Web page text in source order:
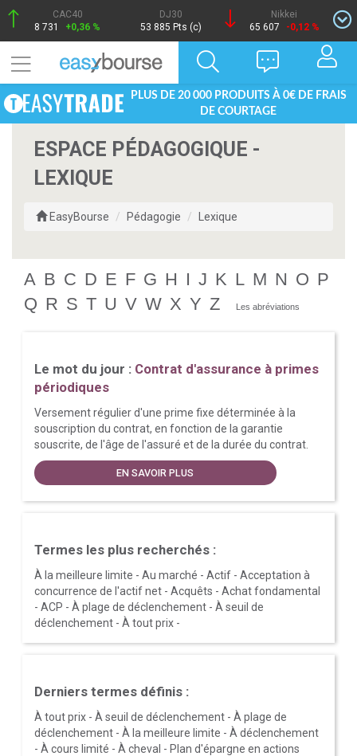
CAC40
8 731
+0,36 %
DJ30
53 885 Pts (c)
Nikkei
65 607
-0,12 %
PLUS DE 20 000 PRODUITS À 0€ DE FRAIS
DE COURTAGE
ESPACE PÉDAGOGIQUE -
LEXIQUE
EasyBourse Pédagogie Lexique
A B C D E F G H I J K L M N O P
Q R S T U V W X Y Z Les abréviations
Le mot du jour : Contrat d'assurance à primes
périodiques
Versement régulier d'une prime fixe déterminée à la
souscription du contrat, en fonction de la garantie
souscrite, de l'âge de l'assuré et de la durée du contrat.
EN SAVOIR PLUS
Termes les plus recherchés :
À la meilleure limite - Au marché - Actif- Acceptation à
concurrence de l'actif net- Acquêts - Achat fondamental
- ACP - À plage de déclenchement- À seuil de
déclenchement- À tout prix-
Derniers termes définis :
À tout prix- À seuil de déclenchement- À plage de
déclenchement- À la meilleure limite - À déclenchement
- À cours limité - À cheval - Plan d'épargne en actions